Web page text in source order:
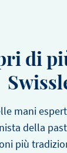
di
mani
della
più